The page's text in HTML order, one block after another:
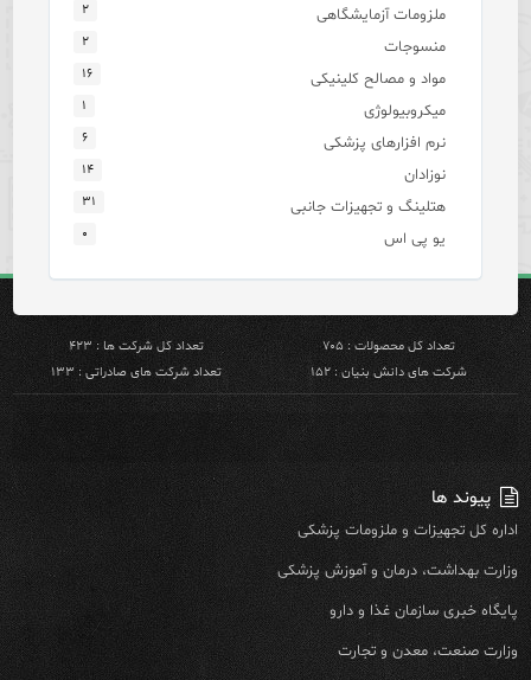
ملزومات آزمایشگاهی ۲
منسوجات ۲
مواد و مصالح کلینیکی ۱۶
میکروبیولوژی ۱
نرم افزارهای پزشکی ۶
نوزادان ۱۴
هتلینگ و تجهیزات جانبی ۳۱
یو پی اس ۰
تعداد کل محصولات : ۷۰۵
تعداد کل شرکت ها : ۴۲۳
شرکت های دانش بنیان : ۱۵۲
تعداد شرکت های صادراتی : ۱۳۳
پیوند ها
اداره کل تجهیزات و ملزومات پزشکی
وزارت بهداشت، درمان و آموزش پزشکی
پایگاه خبری سازمان غذا و دارو
وزارت صنعت، معدن و تجارت